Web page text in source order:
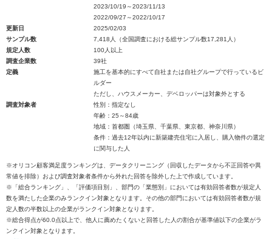
2023/10/19～2023/11/13
2022/09/27～2022/10/17
更新日
2025/02/03
サンプル数
7,418人（全国調査における総サンプル数17,281人）
規定人数
100人以上
調査企業数
39社
定義
施工を基本的にすべて自社または自社グループで行っているビ
ルダー
ただし、ハウスメーカー、デベロッパーは対象外とする
調査対象者
性別：指定なし
年齢：25～84歳
地域：首都圏（埼玉県、千葉県、東京都、神奈川県）
条件：過去12年以内に新築建売住宅に入居し、購入物件の選定
に関与した人
※オリコン顧客満足度ランキングは、データクリーニング（回収したデータから不正回答や異
常値を排除）および調査対象者条件から外れた回答を除外した上で作成しています。
※「総合ランキング」、「評価項目別」、部門の「業態別」においては有効回答者数が規定人
数を満たした企業のみランクイン対象となります。その他の部門においては有効回答者数が規
定人数の半数以上の企業がランクイン対象となります。
※総合得点が60.0点以上で、他人に薦めたくないと回答した人の割合が基準値以下の企業がラ
ンクイン対象となります。